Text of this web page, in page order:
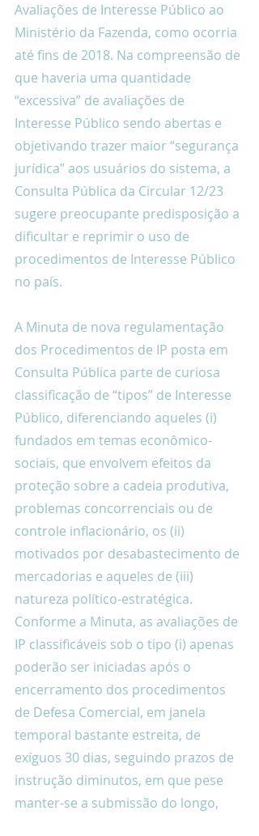
Avaliações de Interesse Público ao
Ministério da Fazenda, como ocorria
até fins de 2018. Na compreensão de
que haveria uma quantidade
“excessiva” de avaliações de
Interesse Público sendo abertas e
objetivando trazer maior “segurança
jurídica” aos usuários do sistema, a
Consulta Pública da Circular 12/23
sugere preocupante predisposição a
dificultar e reprimir o uso de
procedimentos de Interesse Público
no país.
A Minuta de nova regulamentação
dos Procedimentos de IP posta em
Consulta Pública parte de curiosa
classificação de “tipos” de Interesse
Público, diferenciando aqueles (i)
fundados em temas econômico-
sociais, que envolvem efeitos da
proteção sobre a cadeia produtiva,
problemas concorrenciais ou de
controle inflacionário, os (ii)
motivados por desabastecimento de
mercadorias e aqueles de (iii)
natureza político-estratégica.
Conforme a Minuta, as avaliações de
IP classificáveis sob o tipo (i) apenas
poderão ser iniciadas após o
encerramento dos procedimentos
de Defesa Comercial, em janela
temporal bastante estreita, de
exíguos 30 dias, seguindo prazos de
instrução diminutos, em que pese
manter-se a submissão do longo,